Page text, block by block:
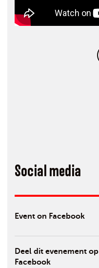
Social media
Event on Facebook
Deel dit evenement op
Facebook